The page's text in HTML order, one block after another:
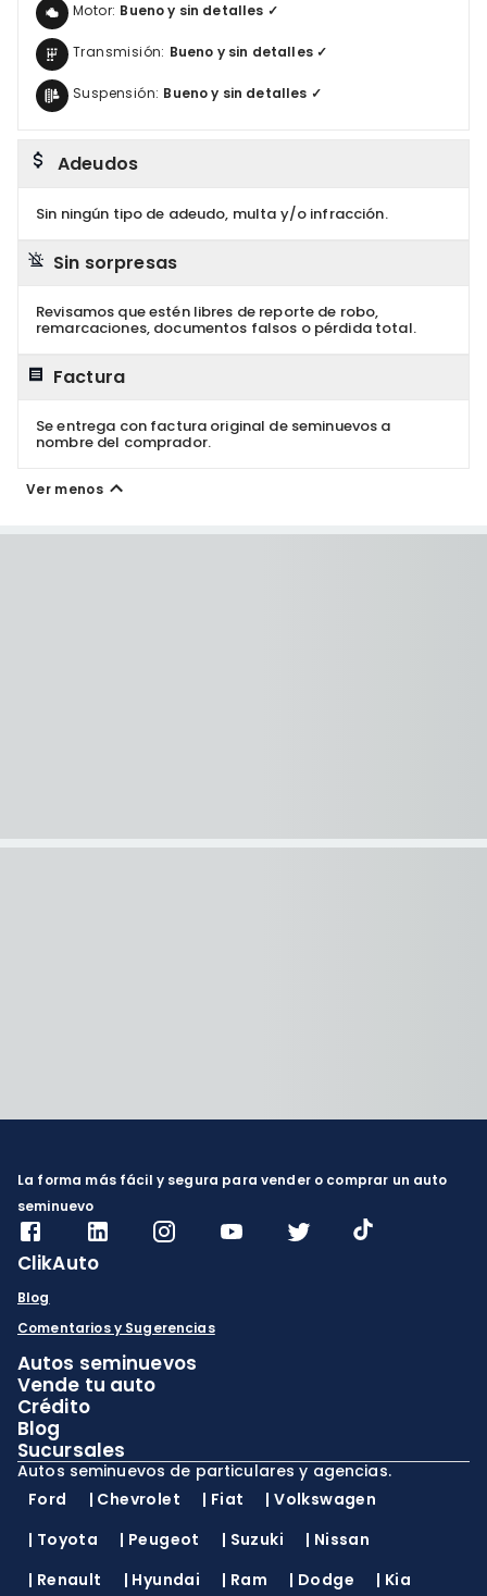
Motor: Bueno y sin detalles ✓
Transmisión: Bueno y sin detalles ✓
Suspensión: Bueno y sin detalles ✓
Adeudos
Sin ningún tipo de adeudo, multa y/o infracción.
Sin sorpresas
Revisamos que estén libres de reporte de robo,
remarcaciones, documentos falsos o pérdida total.
Factura
Se entrega con factura original de seminuevos a
nombre del comprador.
Ver menos
La forma más fácil y segura para vender o comprar un auto
seminuevo
ClikAuto
Blog
Comentarios y Sugerencias
Autos seminuevos
Vende tu auto
Crédito
Blog
Sucursales
Autos seminuevos de particulares y agencias.
Ford
| Chevrolet | Fiat |Volkswagen
| Toyota | Peugeot | Suzuki | Nissan
| Renault | Hyundai | Ram | Dodge | Kia